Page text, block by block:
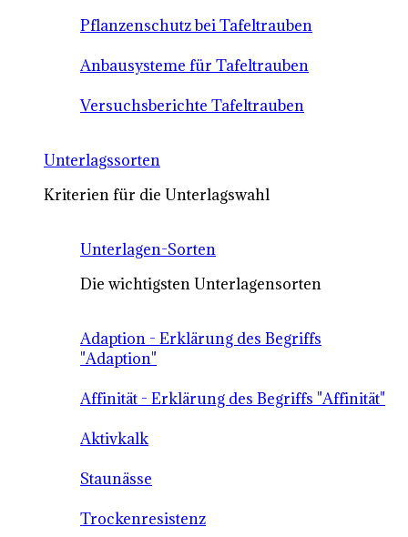
Pflanzenschutz bei Tafeltrauben
Anbausysteme für Tafeltrauben
Versuchsberichte Tafeltrauben
Unterlagssorten
Kriterien für die Unterlagswahl
Unterlagen-Sorten
Die wichtigsten Unterlagensorten
Adaption - Erklärung des Begriffs
"Adaption"
Affinität - Erklärung des Begriffs "Affinität"
Aktivkalk
Staunässe
Trockenresistenz